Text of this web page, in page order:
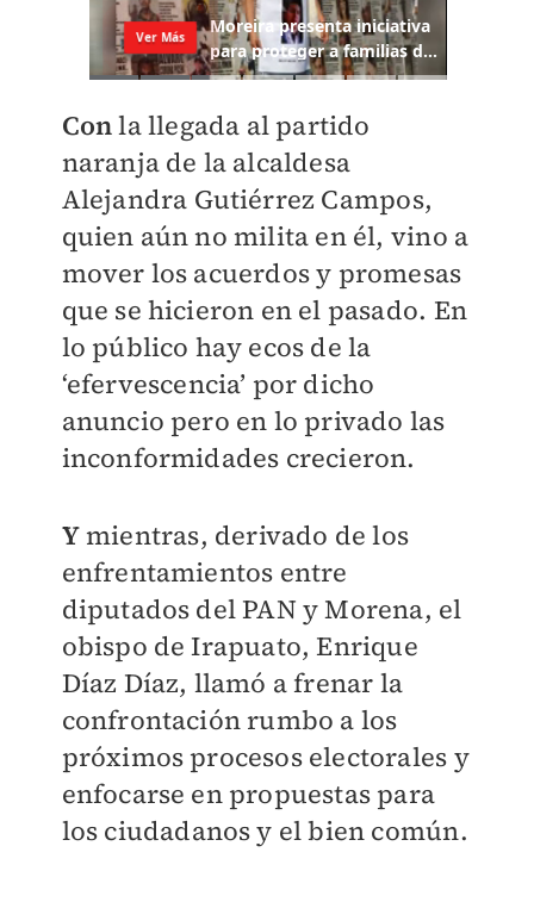
Conla llegada al partido
naranja de la alcaldesa
Alejandra Gutiérrez Campos,
quien aún no milita en él, vino a
mover los acuerdos y promesas
que se hicieron en el pasado. En
lo público hay ecos de la
‘efervescencia’ por dicho
anuncio pero en lo privado las
inconformidades crecieron.
Ymientras, derivado de los
enfrentamientos entre
diputados del PAN y Morena, el
obispo de Irapuato, Enrique
Díaz Díaz, llamó a frenar la
confrontación rumbo a los
próximos procesos electorales y
enfocarse en propuestas para
los ciudadanos y el bien común.